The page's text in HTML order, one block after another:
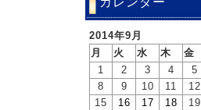
2014年9月
月
火 水 木 金
1
2 3 4 5
8
9 10 11 12
15
16 17 18 19